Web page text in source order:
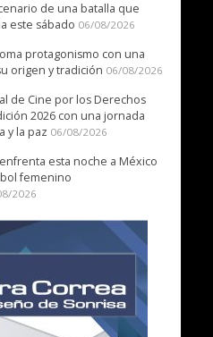
de una batalla que
este sábado 06/08/2026
protagonismo con una
origen y tradición 06/08/2026
de Cine por los Derechos
2026 con una jornada
y la paz 06/08/2026
esta noche a México
femenino
2026